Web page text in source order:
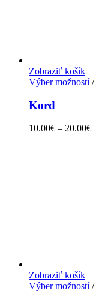
Zobraziť košík
Výber možností/
Kord
10.00€ – 20.00€
Zobraziť košík
Výber možností/